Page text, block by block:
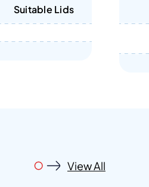
Suitable Lids
View All